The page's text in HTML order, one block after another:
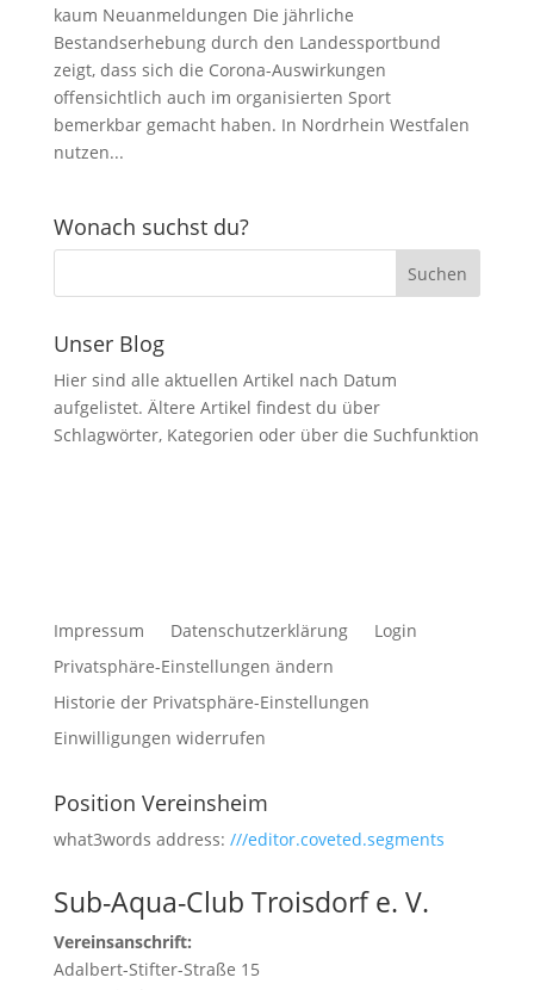
kaum Neuanmeldungen Die jährliche
Bestandserhebung durch den Landessportbund
zeigt, dass sich die Corona-Auswirkungen
offensichtlich auch im organisierten Sport
bemerkbar gemacht haben. In Nordrhein Westfalen
nutzen...
Wonach suchst du?
Unser Blog
Hier sind alle aktuellen Artikel nach Datum
aufgelistet. Ältere Artikel findest du über
Schlagwörter, Kategorien oder über die Suchfunktion
Impressum Datenschutzerklärung
Login
Privatsphäre-Einstellungen ändern
Historie der Privatsphäre-Einstellungen
Einwilligungen widerrufen
Position Vereinsheim
what3words address: ///editor.coveted.segments
Sub-Aqua-Club Troisdorf e. V.
Vereinsanschrift:
Adalbert-Stifter-Straße 15